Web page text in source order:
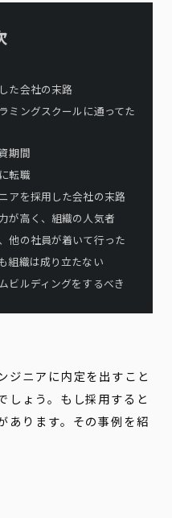
た会社の末路
ミングスクールに通ってた
期間
転職
アを採用した会社の末路
が高く、組織の人気者
他の社員が着いて行った
組織は成り立たない
ビルディングをするべき
ジニアに内定を出すこと
しょう。もし採用すると
あります。その事例を紹